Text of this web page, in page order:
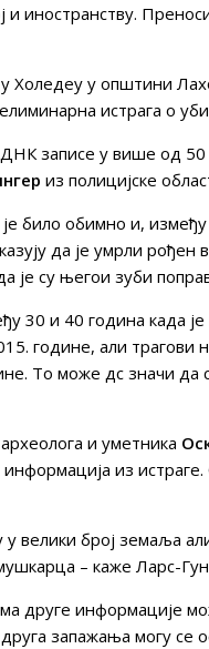
иностранству.
Холедеу у општини
истрага о
записе у више од
из полицијске
било обимно и,
да је умрли рођен
је су његои зуби
30 и 40 година када
године, али трагови
То може дс значи да
и уметника
из
велики број земаља
– каже Ларс-
друге информације
запажања могу се